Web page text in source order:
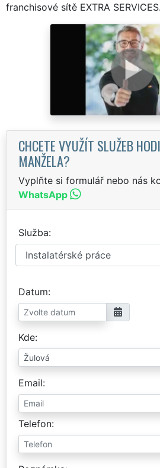
franchisové sítě EXTRA SERVICES.
CHCETE VYUŽÍT SLUŽEB
MANŽELA?
Vyplňte si formulář nebo nás
WhatsApp
Služba
Datum
Kde
Email
Telefon